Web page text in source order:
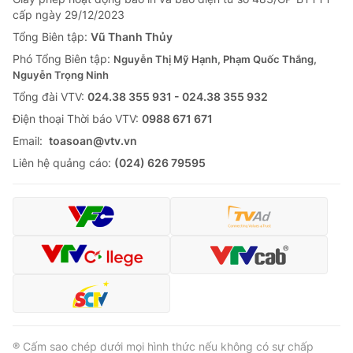
Sản phẩm
Thị trường
Tư vấn
Lịch phát sóng
Chuyên mục khác
Emagazine
Shorts video
VTV Thể thao
cấp ngày 29/12/2023
Tổng Biên tập: Vũ Thanh Thủy
Phó Tổng Biên tập: Nguyễn Thị Mỹ Hạnh, Phạm Quốc Thắng,
Nguyễn Trọng Ninh
Tổng đài VTV: 024.38 355 931 - 024.38 355 932
Ðiện thoại Thời báo VTV: 0988 671 671
Email: toasoan@vtv.vn
Liên hệ quảng cáo: (024) 626 79595
® Cấm sao chép dưới mọi hình thức nếu không có sự chấp